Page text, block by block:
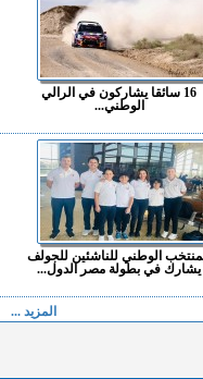
16 سائقا يشاركون في الرالي
الوطني...
الوطني للناشئين للجولف
يشارك في بطولة مصر الدول...
المزيد ...